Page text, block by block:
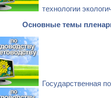
технологии
Основные темы
Государственная